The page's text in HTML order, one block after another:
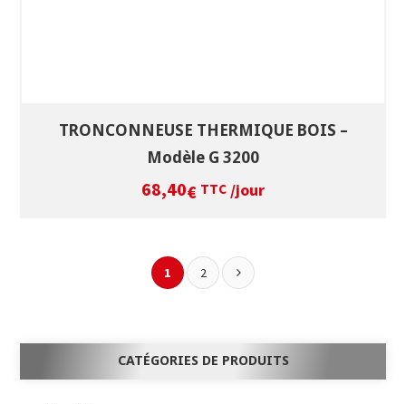
TRONCONNEUSE THERMIQUE BOIS –
Modèle G 3200
68,40€ TTC /jour
1 2
CATÉGORIES DE PRODUITS